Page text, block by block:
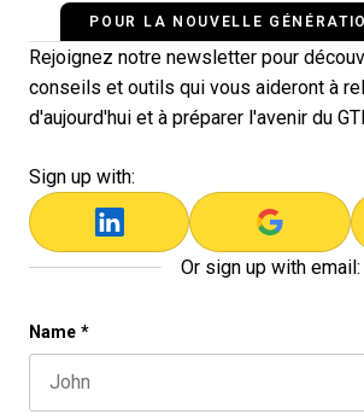
POUR LA NOUVELLE
Rejoignez notre newsletter pour
conseils et outils qui vous aideront à
d'aujourd'hui et à préparer l'avenir du
Sign up with:
Or sign up with email:
Company
Name *